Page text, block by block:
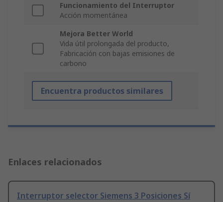
Funcionamiento del Interruptor
Acción momentánea
Mejora Better World
Vida útil prolongada del producto,
Fabricación con bajas emisiones de
carbono
Encuentra productos similares
Enlaces relacionados
Interruptor selector Siemens 3 Posiciones Sí